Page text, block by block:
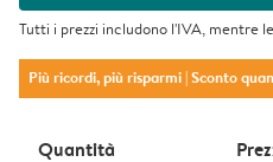
Tutti i prezzi includono l'IVA, mentre le
Più ricordi, più risparmi| Sconto
Quantità